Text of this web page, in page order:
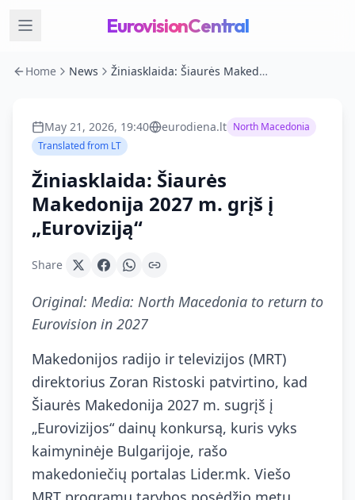
EurovisionCentral
Home News Žiniasklaida: Šiaurės Makedonija 2027 m. grįš į „Euroviziją“
May 21, 2026, 19:40 eurodiena.lt North Macedonia
Translated from LT
Žiniasklaida: Šiaurės
Makedonija 2027 m. grįš į
„Euroviziją“
Share
Original: Media: North Macedonia to return to
Eurovision in 2027
Makedonijos radijo ir televizijos (MRT)
direktorius Zoran Ristoski patvirtino, kad
Šiaurės Makedonija 2027 m. sugrįš į
„Eurovizijos“ dainų konkursą, kuris vyks
kaimyninėje Bulgarijoje, rašo
makedoniečių portalas Lider.mk. Viešo